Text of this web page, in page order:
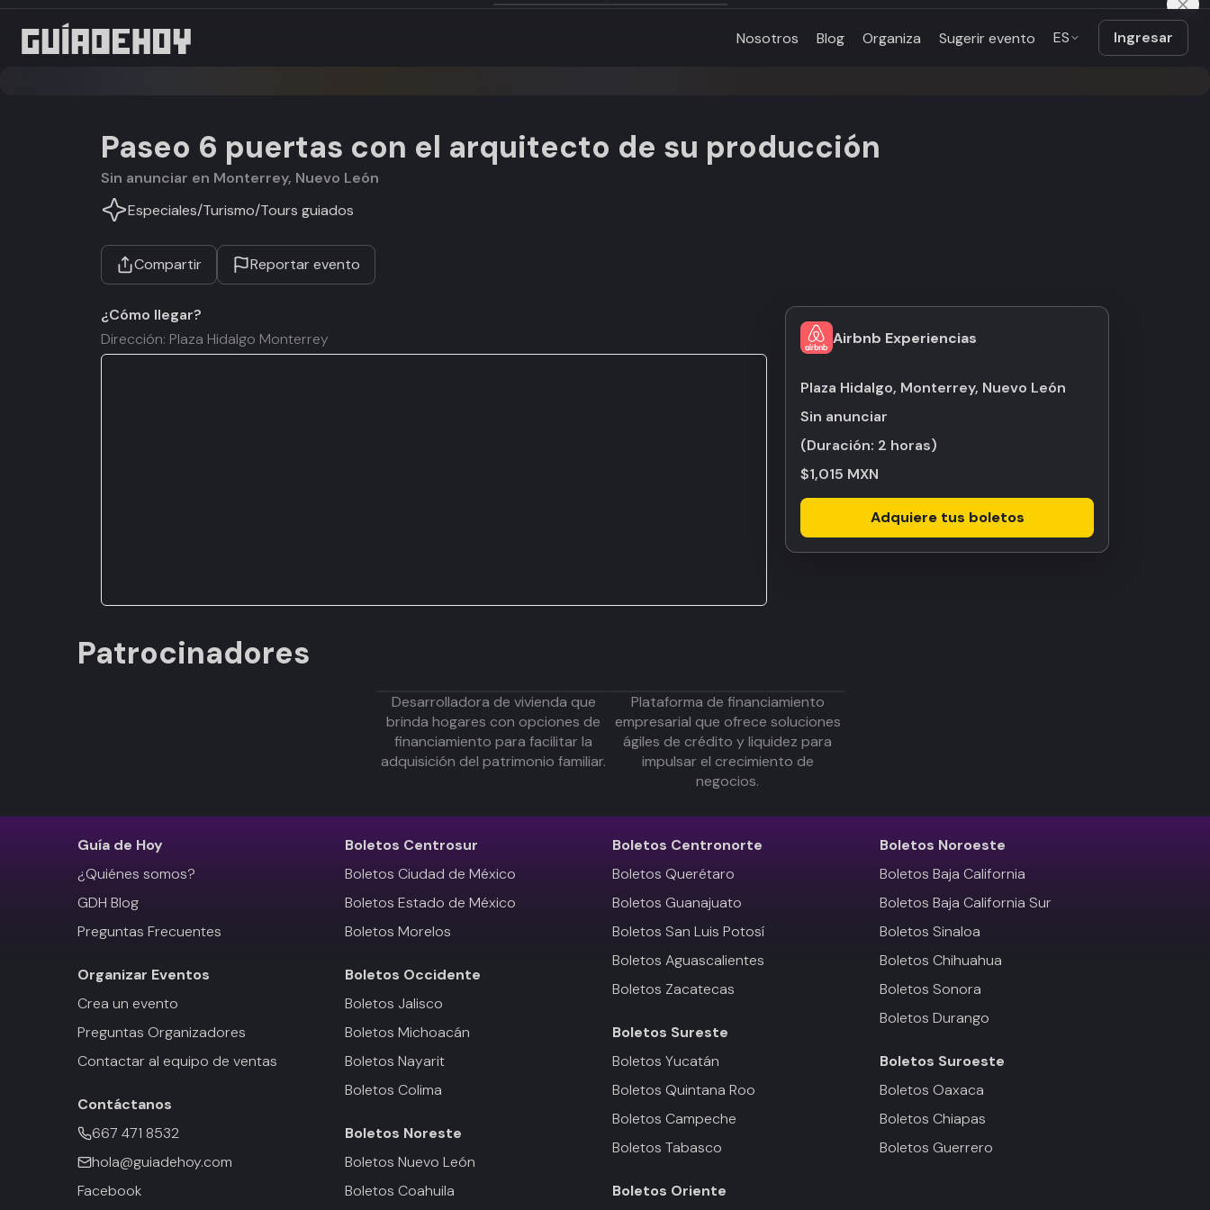
Nosotros Blog Organiza Sugerir evento ES Ingresar
Paseo 6 puertas con el arquitecto de su producción
Sin anunciar en Monterrey, Nuevo León
Especiales/Turismo/Tours guiados
Compartir Reportar evento
Airbnb Experiencias
Plaza Hidalgo, Monterrey, Nuevo León
Sin anunciar
(Duración: 2 horas)
$1,015 MXN
Adquiere tus boletos
¿Cómo llegar?
Dirección: Plaza Hidalgo Monterrey
Patrocinadores
Desarrolladora de vivienda que
brinda hogares con opciones de
financiamiento para facilitar la
adquisición del patrimonio familiar.
Plataforma de financiamiento
empresarial que ofrece soluciones
ágiles de crédito y liquidez para
impulsar el crecimiento de
negocios.
Guía de Hoy
¿Quiénes somos?
GDH Blog
Preguntas Frecuentes
Organizar Eventos
Crea un evento
Preguntas Organizadores
Contactar al equipo de ventas
Contáctanos
667 471 8532
hola@guiadehoy.com
Facebook
Boletos Centrosur
Boletos Ciudad de México
Boletos Estado de México
Boletos Morelos
Boletos Occidente
Boletos Jalisco
Boletos Michoacán
Boletos Nayarit
Boletos Colima
Boletos Noreste
Boletos Nuevo León
Boletos Coahuila
Boletos Centronorte
Boletos Querétaro
Boletos Guanajuato
Boletos San Luis Potosí
Boletos Aguascalientes
Boletos Zacatecas
Boletos Sureste
Boletos Yucatán
Boletos Quintana Roo
Boletos Campeche
Boletos Tabasco
Boletos Oriente
Boletos Noroeste
Boletos Baja California
Boletos Baja California Sur
Boletos Sinaloa
Boletos Chihuahua
Boletos Sonora
Boletos Durango
Boletos Suroeste
Boletos Oaxaca
Boletos Chiapas
Boletos Guerrero